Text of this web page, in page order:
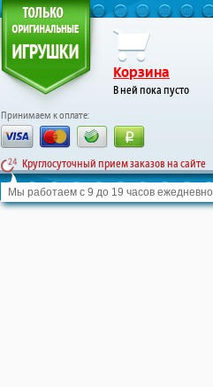
Корзина
В ней пока пусто
Принимаем к оплате:
Круглосуточный прием заказов на сайте
Мы работаем с 9 до 19 часов ежедневно